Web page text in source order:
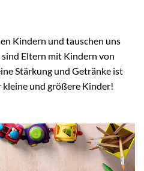
Kindern und tauschen uns
Eltern mit Kindern von
Stärkung und Getränke ist
und größere Kinder!